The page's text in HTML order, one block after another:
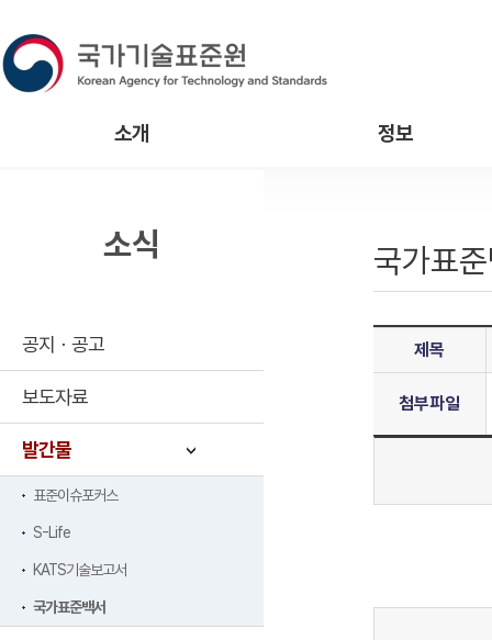
소개 정보
국가표
제목
첨부파일
소식
공지ㆍ공고
보도자료
발간물
표준이슈포커스
S-Life
KATS기술보고서
국가표준백서